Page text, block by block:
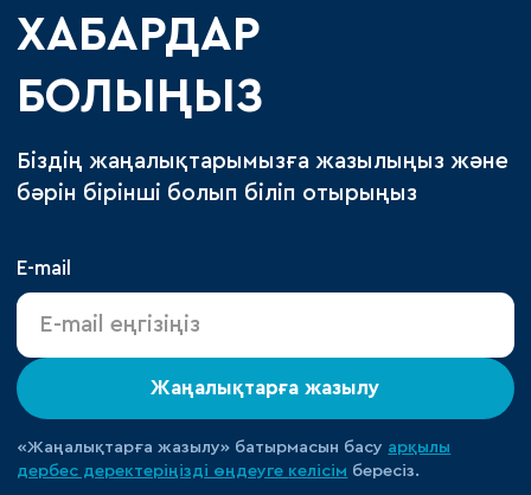
ХАБАРДАР
БОЛЫҢЫЗ
Біздің жаңалықтарымызға жазылыңыз және
бәрін бірінші болып біліп отырыңыз
E-mail
Жаңалықтарға жазылу
«Жаңалықтарға жазылу» батырмасын басу арқылы
дербес деректеріңізді өңдеуге келісім бересіз.